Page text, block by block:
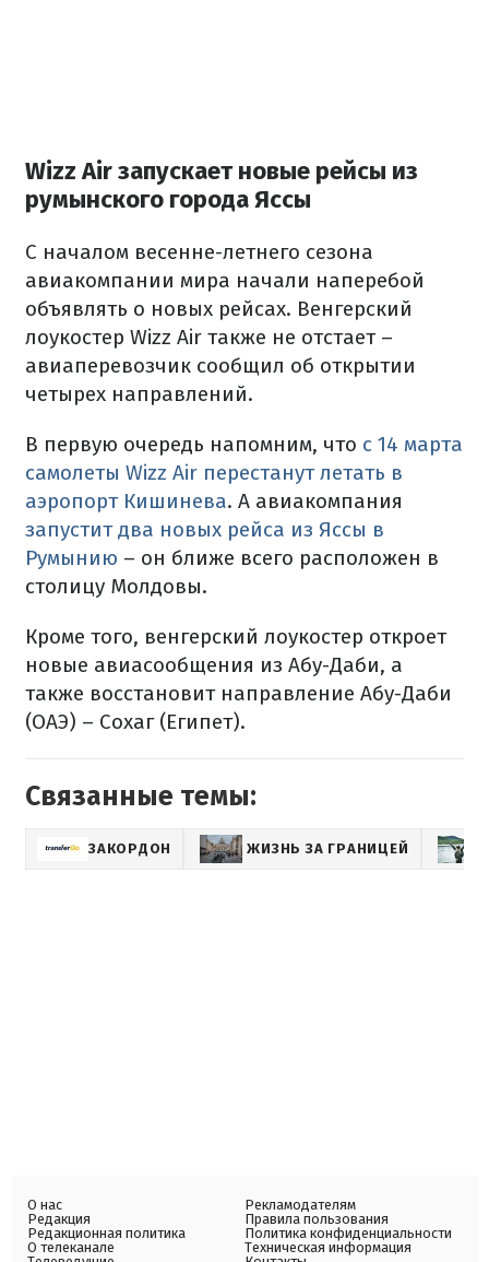
Wizz Air запускает новые рейсы из
румынского города Яссы
С началом весенне-летнего сезона
авиакомпании мира начали наперебой
объявлять о новых рейсах. Венгерский
лоукостер Wizz Air также не отстает –
авиаперевозчик сообщил об открытии
четырех направлений.
В первую очередь напомним, что с 14 марта
самолеты Wizz Air перестанут летать в
аэропорт Кишинева. А авиакомпания
запустит два новых рейса из Яссы в
Румынию – он ближе всего расположен в
столицу Молдовы.
Кроме того, венгерский лоукостер откроет
новые авиасообщения из Абу-Даби, а
также восстановит направление Абу-Даби
(ОАЭ) – Сохаг (Египет).
Связанные темы:
ЗАКОРДОН ЖИЗНЬ ЗА ГРАНИЦЕЙ
О нас
Редакция
Редакционная политика
О телеканале
Рекламодателям
Правила пользования
Политика конфиденциальности
Техническая информация